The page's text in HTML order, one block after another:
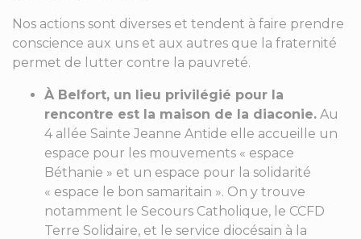
Nos actions sont diverses et tendent à faire prendre
conscience aux uns et aux autres que la fraternité
permet de lutter contre la pauvreté.
À Belfort, un lieu privilégié pour la
rencontre est la maison de la diaconie. Au
4 allée Sainte Jeanne Antide elle accueille un
espace pour les mouvements « espace
Béthanie » et un espace pour la solidarité
« espace le bon samaritain ». On y trouve
notamment le Secours Catholique, le CCFD
Terre Solidaire, et le service diocésain à la